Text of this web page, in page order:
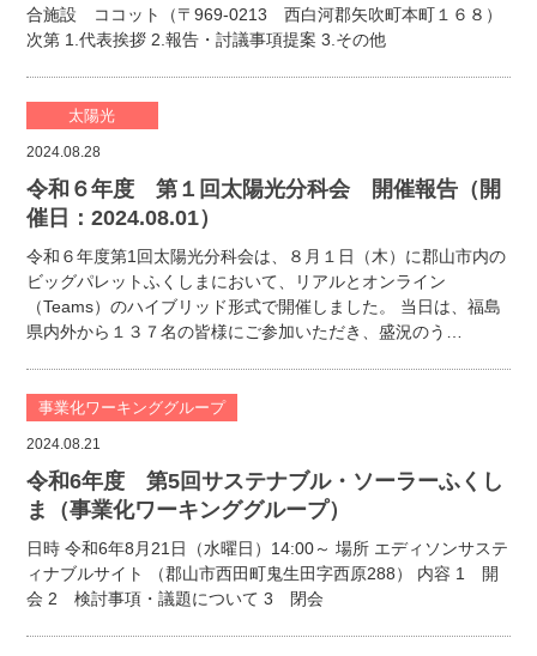
合施設 ココット（〒969-0213 西白河郡矢吹町本町１６８）
次第 1.代表挨拶 2.報告・討議事項提案 3.その他
太陽光
2024.08.28
令和６年度 第１回太陽光分科会 開催報告（開
催日：2024.08.01）
令和６年度第1回太陽光分科会は、８月１日（木）に郡山市内の
ビッグパレットふくしまにおいて、リアルとオンライン
（Teams）のハイブリッド形式で開催しました。 当日は、福島
県内外から１３７名の皆様にご参加いただき、盛況のう…
事業化ワーキンググループ
2024.08.21
令和6年度 第5回サステナブル・ソーラーふくし
ま（事業化ワーキンググループ）
日時 令和6年8月21日（水曜日）14:00～ 場所 エディソンサステ
ィナブルサイト （郡山市西田町鬼生田字西原288） 内容 1 開
会 2 検討事項・議題について 3 閉会